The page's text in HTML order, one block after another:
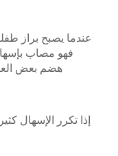
عندما يصبح براز
فهو مصاب
هضم بعض
إذا تكرر الإسهال